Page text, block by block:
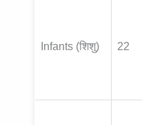
Infants (शिशु) 22